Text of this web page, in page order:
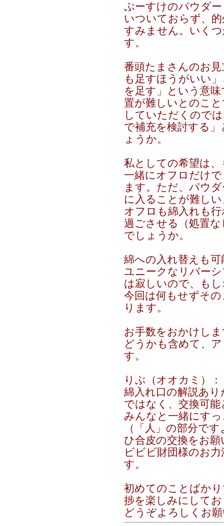
ぷーすけのパウダ
いついておらず、
すみません。いく
す。
番頭たまさんのお
も足すほうがいい
を足す」という意
置が難しいとのこ
していただくので
で補充を検討する
ょうか。
私としての希望は
一緒にオフロだけ
ます。ただ、パウ
に入ることが難し
オフロも綿入れも
過ごさせる（処置
でしょうか。
綿への入れ替えも
ユニークなリバー
は寂しいので、も
今回は何もせずそ
ります。
お手数をおかけし
どうかも含めて、
す。
りぶ（オオカミ）：
綿入れ口の解説あ
ではなく、交換可
みんなと一緒にす
（「人」の部分で
ひ合皮の交換をお
ビビビ財団様のお
す。
初めてのことばか
捗を楽しみにして
どうぞよろしくお